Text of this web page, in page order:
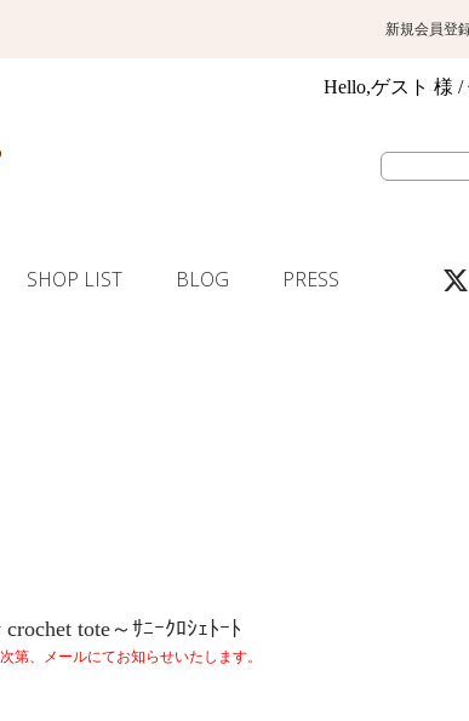
新規会員登
Hello,ゲスト 様 /
SHOP LIST BLOG PRESS
crochet tote～ｻﾆｰｸﾛｼｪﾄｰﾄ
第、メールにてお知らせいたします。